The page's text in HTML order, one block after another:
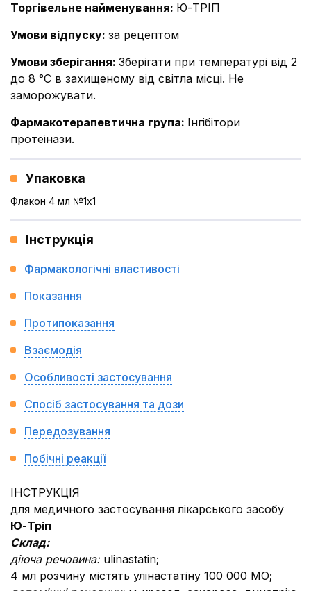
Торгівельне найменування: Ю-ТРІП
Умови відпуску: за рецептом
Умови зберігання: Зберігати при температурі від 2
до 8 °С в захищеному від світла місці. Не
заморожувати.
Фармакотерапевтична група: Інгібітори
протеінази.
Упаковка
Флакон 4 мл №1x1
Інструкція
Фармакологічні властивості
Показання
Протипоказання
Взаємодія
Особливості застосування
Спосіб застосування та дози
Передозування
Побічні реакції
ІНСТРУКЦІЯ
для медичного застосування лікарського засобу
Ю-Тріп
Склад:
діюча речовина: ulinastatin;
4 мл розчину містять улінастатіну 100 000 МО;